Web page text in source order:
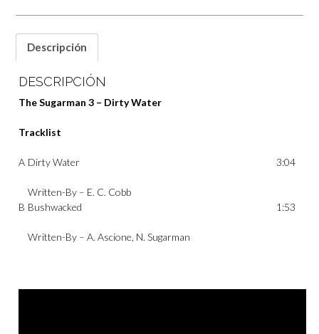
Descripción
DESCRIPCIÓN
The Sugarman 3 – Dirty Water
Tracklist
A Dirty Water
Written-By – E. C. Cobb
3:04
B Bushwacked
Written-By –A. Ascione, N. Sugarman
1:53